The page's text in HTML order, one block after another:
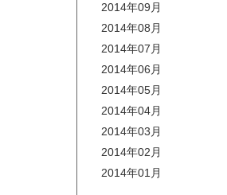
2014年09月
2014年08月
2014年07月
2014年06月
2014年05月
2014年04月
2014年03月
2014年02月
2014年01月